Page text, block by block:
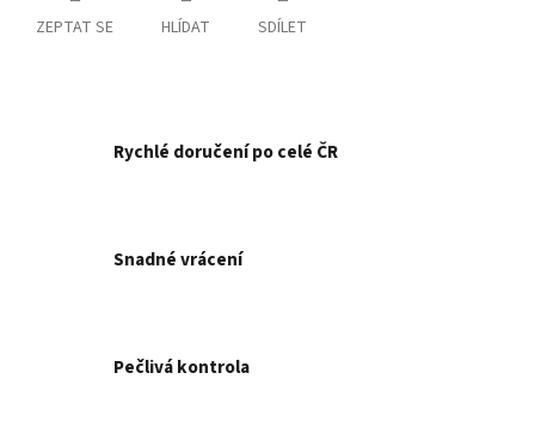
ZEPTAT SE HLÍDAT SDÍLET
Rychlé doručení po celé ČR
Snadné vrácení
Pečlivá kontrola